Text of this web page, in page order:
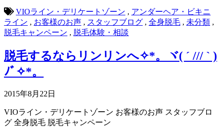
VIOライン・デリケートゾーン , アンダーヘア・ビキニ
ライン , お客様のお声 , スタッフブログ , 全身脱毛 , 未分類 ,
脱毛キャンペーン , 脱毛体験・相談
脱毛するならリンリンへ✧*。ヾ( ´ /// ` )
ﾉﾞ✧*。
2015年8月22日
VIOライン・デリケートゾーン お客様のお声 スタッフブロ
グ 全身脱毛 脱毛キャンペーン